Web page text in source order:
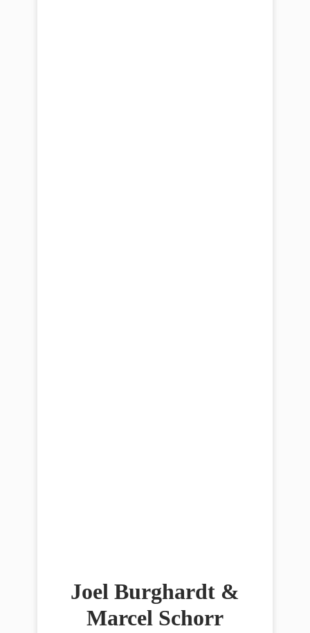
Joel Burghardt &
Marcel Schorr